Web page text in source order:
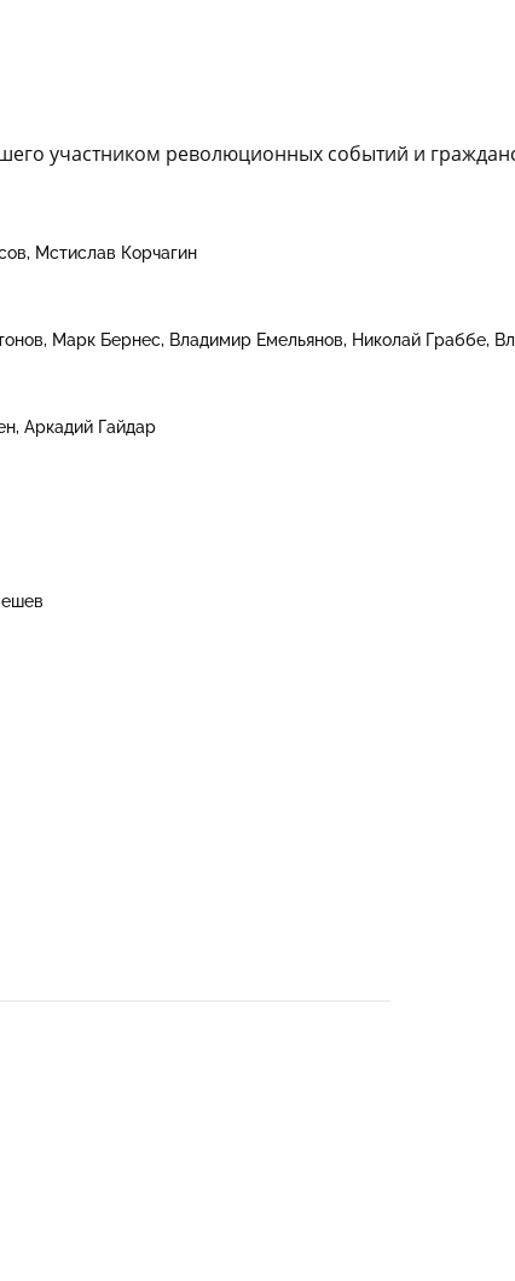
участником революционных событий и
Мстислав Корчагин
Марк Бернес Владимир Емельянов Николай Граббе
Аркадий Гайдар